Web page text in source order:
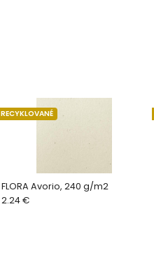
FLORA Avorio, 240 g/m2
RECYKLOVANÉ
2.24 €